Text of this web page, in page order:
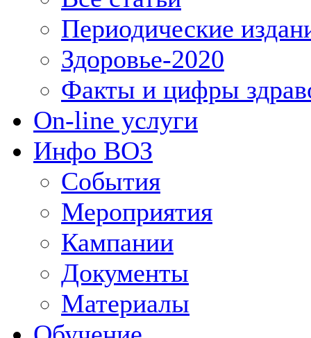
Периодические
Здоровье-2020
Факты и цифры
On-line услуги
Инфо ВОЗ
События
Мероприятия
Кампании
Документы
Материалы